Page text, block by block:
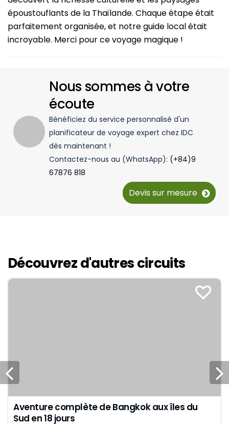
époustouflants de la Thaïlande. Chaque étape était
parfaitement organisée, et notre guide local était
incroyable. Merci pour ce voyage magique !
Nous sommes à votre
écoute
Bénéficiez du service personnalisé d'un
planificateur de voyage expert chez IDC
dès maintenant !
Contactez-nous au (WhatsApp): (+84)9
67876 818
Devis sur mesure
Découvrez d'autres circuits
Aventure complète de Bangkok aux îles du
Sud en 18 jours